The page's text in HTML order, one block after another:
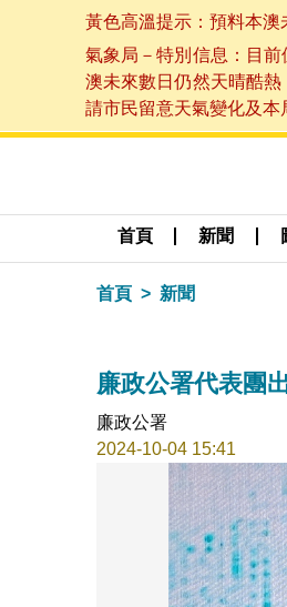
黃色高溫提示：預料本
氣象局－特別信息：目
澳未來數日仍然天晴酷
請市民留意天氣變化及
首頁 新聞
首頁 新聞
廉政公署代表團
廉政公署
2024-10-04 15:41